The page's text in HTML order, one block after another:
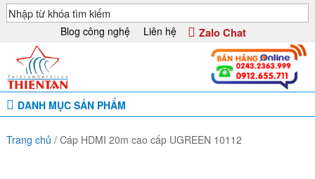
Blog công nghệ Liên hệ Zalo Chat
DANH MỤC SẢN PHẨM
Trang chủ / Cáp HDMI 20m cao cấp UGREEN 10112